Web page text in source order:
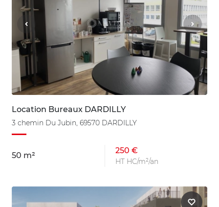
Location Bureaux DARDILLY
3 chemin Du Jubin, 69570 DARDILLY
50 m²
250 €
HT HC/m²/an